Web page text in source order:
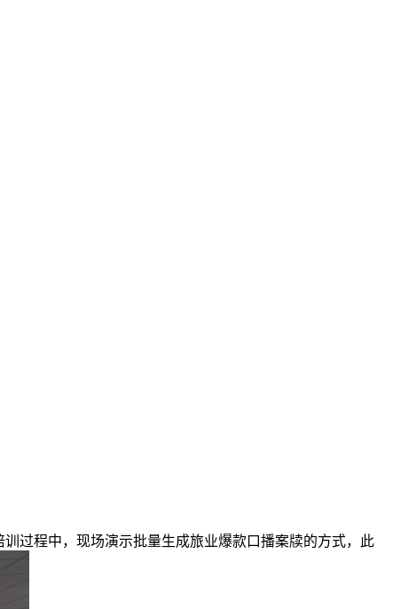
过程中，现场演示批量生成旅业爆款口播案牍的方式，此